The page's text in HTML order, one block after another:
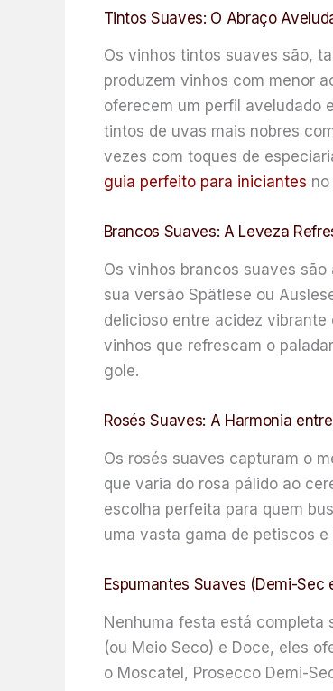
Tintos Suaves: O Abraço
Os vinhos tintos suaves são,
produzem vinhos com menor
oferecem um perfil aveludado
tintos de uvas mais nobres
vezes com toques de
guia perfeito para iniciantes
Brancos Suaves: A Leveza
Os vinhos brancos suaves
sua versão Spätlese ou
delicioso entre acidez
vinhos que refrescam o
gole.
Rosés Suaves: A Harmonia
Os rosés suaves capturam o
que varia do rosa pálido ao
escolha perfeita para quem
uma vasta gama de petiscos
Espumantes Suaves (Demi-Sec
Nenhuma festa está completa
(ou Meio Seco) e Doce, eles
o Moscatel, Prosecco Demi-